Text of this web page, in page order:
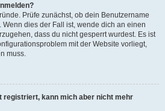
Prüfe zunächst, ob dein Benutzername
dies der Fall ist, wende dich an einen
dass du nicht gesperrt wurdest. Es ist
mit der Website vorliegt,
muss.
registriert, kann mich aber nicht mehr